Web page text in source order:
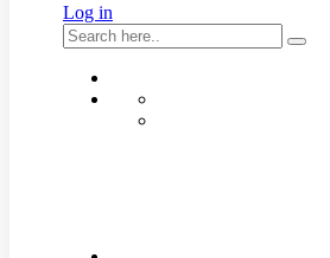
Log in